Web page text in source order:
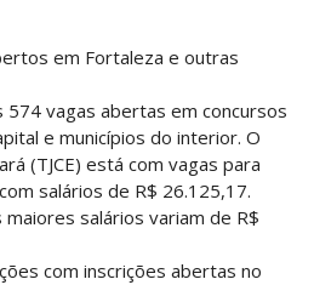
em Fortaleza e outras
574 vagas abertas em concursos
e municípios do interior. O
(TJCE) está com vagas para
salários de R$ 26.125,17.
salários variam de R$
com inscrições abertas no